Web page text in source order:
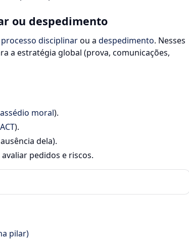
ou despedimento
processo disciplinarou a despedimento. Nesses
a estratégia global (prova, comunicações,
moral).
ACT).
dela).
pedidos e riscos.
pilar)